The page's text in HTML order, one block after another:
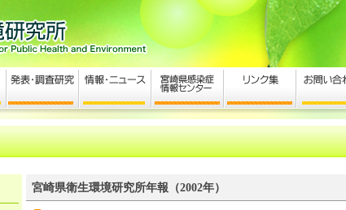
宮崎県衛生環境研究所年報（2002年）